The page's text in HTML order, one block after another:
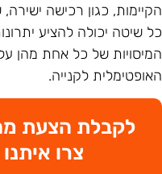
כגון רכישה ישירה,
שיטה יכולה להציע
של כל אחת מהן
לקנייה.
לקבלת הצעת
צרו